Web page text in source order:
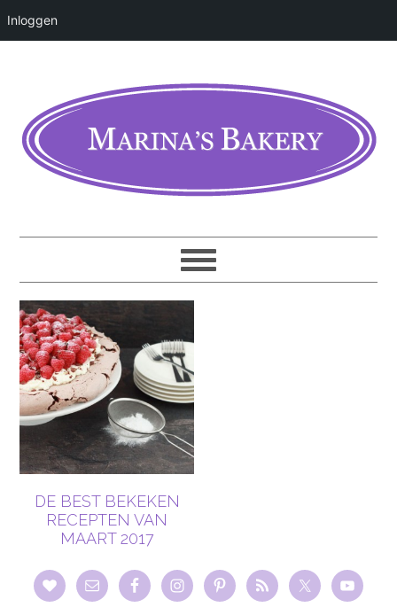
Inloggen
DE BEST BEKEKEN
RECEPTEN VAN
MAART 2017